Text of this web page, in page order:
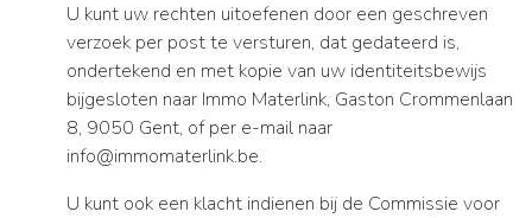
U kunt uw rechten uitoefenen door een geschreven
verzoek per post te versturen, dat gedateerd is,
ondertekend en met kopie van uw identiteitsbewijs
bijgesloten naar Immo Materlink, Gaston Crommenlaan
8, 9050 Gent, of per e-mail naar
info@immomaterlink.be.
U kunt ook een klacht indienen bij de Commissie voor